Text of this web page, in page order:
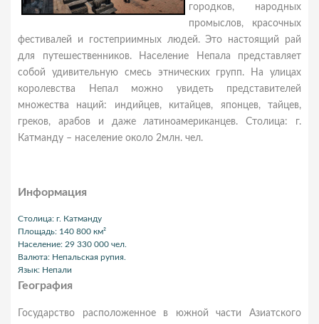
городков, народных
промыслов, красочных
фестивалей и гостеприимных людей. Это настоящий рай
для путешественников. Население Непала представляет
собой удивительную смесь этнических групп. На улицах
королевства Непал можно увидеть представителей
множества наций: индийцев, китайцев, японцев, тайцев,
греков, арабов и даже латиноамериканцев. Столица: г.
Катманду – население около 2млн. чел.
Информация
Столица: г. Катманду
Площадь: 140 800 км²
Население: 29 330 000 чел.
Валюта: Непальская рупия.
Язык: Непали
География
Государство расположенное в южной части Азиатского